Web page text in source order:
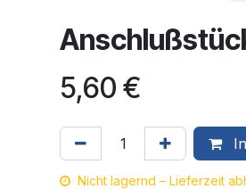
5,60 €
Nicht lagernd – Lieferzeit